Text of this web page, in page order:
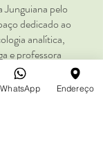
pelo
dedicado ao
analítica,
e professora
integra o
Junguiando.
WhatsApp Endereço